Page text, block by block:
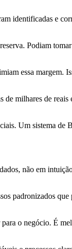
identificadas e
Podiam
essa margem.
de milhares de reais
Um sistema de
não em
padronizados que
o negócio. É